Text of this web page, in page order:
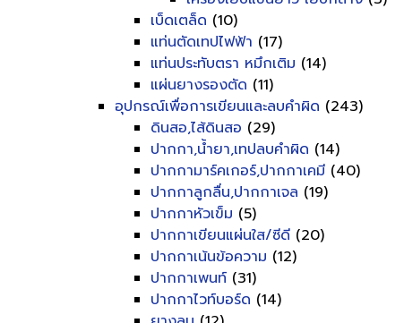
เบ็ดเตล็ด (10)
แท่นตัดเทปไฟฟ้า (17)
แท่นประทับตรา หมึกเติม (14)
แผ่นยางรองตัด (11)
อุปกรณ์เพื่อการเขียนและลบคำผิด (243)
ดินสอ,ไส้ดินสอ (29)
ปากกา,น้ำยา,เทปลบคำผิด (14)
ปากกามาร์คเกอร์,ปากกาเคมี (40)
ปากกาลูกลื่น,ปากกาเจล (19)
ปากกาหัวเข็ม (5)
ปากกาเขียนแผ่นใส/ซีดี (20)
ปากกาเน้นข้อความ (12)
ปากกาเพนท์ (31)
ปากกาไวท์บอร์ด (14)